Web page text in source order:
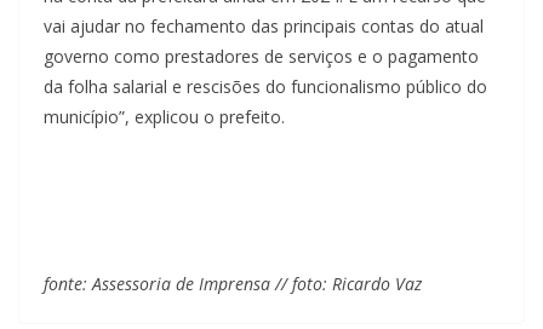
vai ajudar no fechamento das principais contas do atual
governo como prestadores de serviços e o pagamento
da folha salarial e rescisões do funcionalismo público do
município”, explicou o prefeito.
fonte: Assessoria de Imprensa // foto: Ricardo Vaz